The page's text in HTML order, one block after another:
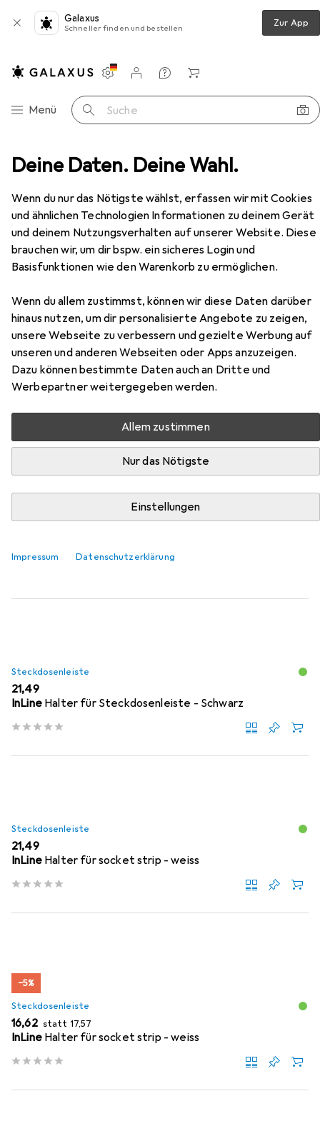
Deine Daten. Deine Wahl.
Wenn du nur das Nötigste wählst, erfassen wir mit Cookies
und ähnlichen Technologien Informationen zu deinem Gerät
und deinem Nutzungsverhalten auf unserer Website. Diese
brauchen wir, um dir bspw. ein sicheres Login und
Basisfunktionen wie den Warenkorb zu ermöglichen.
Wenn du allem zustimmst, können wir diese Daten darüber
hinaus nutzen, um dir personalisierte Angebote zu zeigen,
unsere Webseite zu verbessern und gezielte Werbung auf
unseren und anderen Webseiten oder Apps anzuzeigen.
Dazu können bestimmte Daten auch an Dritte und
Werbepartner weitergegeben werden.
Allem zustimmen
Nur das Nötigste
Einstellungen
Impressum Datenschutzerklärung
Galaxus
Schneller finden und bestellen Zur App
Navigation nach Kategorien
Menü Suche
Einstellungen
Kundenkonto
Vergleichslisten
Merklisten
Warenkorb
Steckdosenleiste InLine Steckdosenleiste Alu
EUR
18,77
InLineSteckdosenleiste Alu
6x, CEE 7/3, 1.50 m
Steckdosenleiste Alu
Hier findest du passendes Zubehör zum Produkt InLine
Steckdosenleiste Alu aus der Kategorie
Steckdosenleiste.
MENGENRABATT
Steckdosenleiste
EUR
21,49
InLine Halter für Steckdosenleiste - Schwarz
Steckdosenleiste
EUR
21,49
InLine Halter für socket strip - weiss
−5%
Steckdosenleiste
EUR
16,62 statt EUR
17,57
InLine Halter für socket strip - weiss